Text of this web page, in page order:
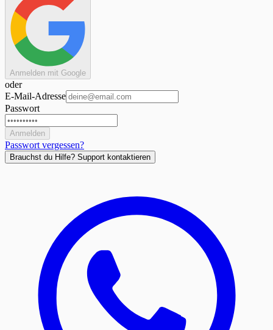
Anmelden mit Google
oder
E-Mail-Adresse
Passwort
Anmelden
Passwort vergessen?
Brauchst du Hilfe? Support kontaktieren